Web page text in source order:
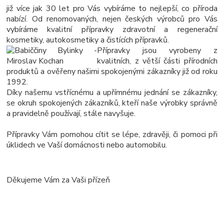
již více jak 30 let pro Vás vybíráme to nejlepší, co příroda
nabízí. Od renomovaných, nejen českých výrobců pro Vás
vybíráme kvalitní přípravky zdravotní a regenerační
kosmetiky, autokosmetiky a čistících přípravků.
Přípravky jsou vyrobeny z
kvalitních, z větší části přírodních
produktů a ověřeny našimi spokojenými zákazníky již od roku
1992.
Díky našemu vstřícnému a upřímnému jednání se zákazníky,
se okruh spokojených zákazníků, kteří naše výrobky správně
a pravidelně používají, stále navyšuje.
Přípravky Vám pomohou cítit se lépe, zdravěji, či pomoci při
úklidech ve Vaší domácnosti nebo automobilu.
Děkujeme Vám za Vaši přízeň